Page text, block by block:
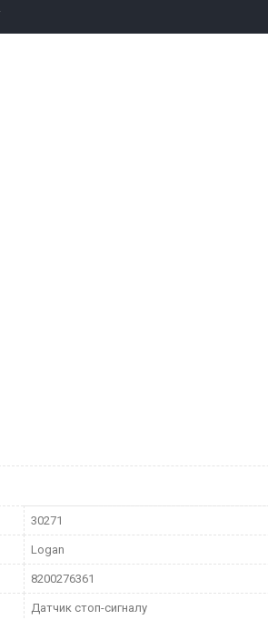
30271
Logan
8200276361
Датчик стоп-сигналу